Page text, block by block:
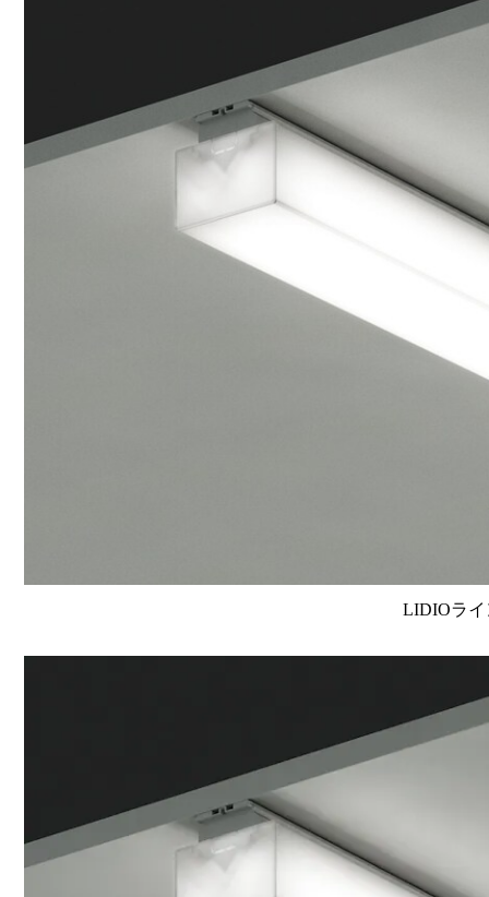
LIDIOライ